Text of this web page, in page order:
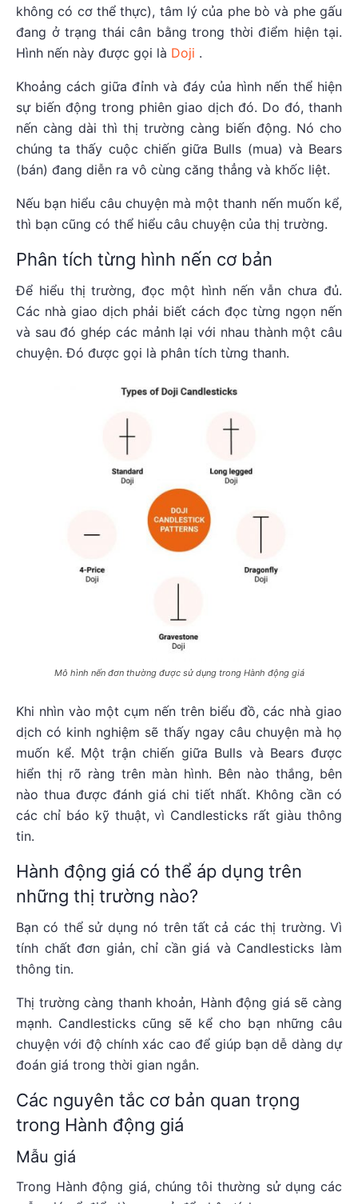
không có cơ thể thực), tâm lý của phe bò và phe gấu
đang ở trạng thái cân bằng trong thời điểm hiện tại.
Hình nến này được gọi là Doji .
Khoảng cách giữa đỉnh và đáy của hình nến thể hiện
sự biến động trong phiên giao dịch đó. Do đó, thanh
nến càng dài thì thị trường càng biến động. Nó cho
chúng ta thấy cuộc chiến giữa Bulls (mua) và Bears
(bán) đang diễn ra vô cùng căng thẳng và khốc liệt.
Nếu bạn hiểu câu chuyện mà một thanh nến muốn kể,
thì bạn cũng có thể hiểu câu chuyện của thị trường.
Phân tích từng hình nến cơ bản
Để hiểu thị trường, đọc một hình nến vẫn chưa đủ.
Các nhà giao dịch phải biết cách đọc từng ngọn nến
và sau đó ghép các mảnh lại với nhau thành một câu
chuyện. Đó được gọi là phân tích từng thanh.
Mô hình nến đơn thường được sử dụng trong Hành động giá
Khi nhìn vào một cụm nến trên biểu đồ, các nhà giao
dịch có kinh nghiệm sẽ thấy ngay câu chuyện mà họ
muốn kể. Một trận chiến giữa Bulls và Bears được
hiển thị rõ ràng trên màn hình. Bên nào thắng, bên
nào thua được đánh giá chi tiết nhất. Không cần có
các chỉ báo kỹ thuật, vì Candlesticks rất giàu thông
tin.
Hành động giá có thể áp dụng trên
những thị trường nào?
Bạn có thể sử dụng nó trên tất cả các thị trường. Vì
tính chất đơn giản, chỉ cần giá và Candlesticks làm
thông tin.
Thị trường càng thanh khoản, Hành động giá sẽ càng
mạnh. Candlesticks cũng sẽ kể cho bạn những câu
chuyện với độ chính xác cao để giúp bạn dễ dàng dự
đoán giá trong thời gian ngắn.
Các nguyên tắc cơ bản quan trọng
trong Hành động giá
Mẫu giá
Trong Hành động giá, chúng tôi thường sử dụng các